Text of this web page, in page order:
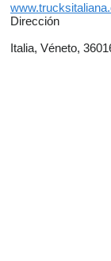
Dirección
Italia, Véneto,